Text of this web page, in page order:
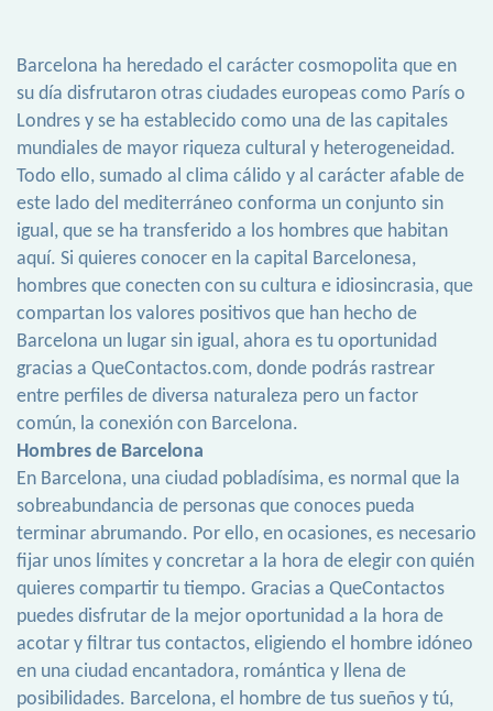
Barcelona ha heredado el carácter cosmopolita que en
su día disfrutaron otras ciudades europeas como París o
Londres y se ha establecido como una de las capitales
mundiales de mayor riqueza cultural y heterogeneidad.
Todo ello, sumado al clima cálido y al carácter afable de
este lado del mediterráneo conforma un conjunto sin
igual, que se ha transferido a los hombres que habitan
aquí. Si quieres conocer en la capital Barcelonesa,
hombres que conecten con su cultura e idiosincrasia, que
compartan los valores positivos que han hecho de
Barcelona un lugar sin igual, ahora es tu oportunidad
gracias a QueContactos.com, donde podrás rastrear
entre perfiles de diversa naturaleza pero un factor
común, la conexión con Barcelona.
Hombres de Barcelona
En Barcelona, una ciudad pobladísima, es normal que la
sobreabundancia de personas que conoces pueda
terminar abrumando. Por ello, en ocasiones, es necesario
fijar unos límites y concretar a la hora de elegir con quién
quieres compartir tu tiempo. Gracias a QueContactos
puedes disfrutar de la mejor oportunidad a la hora de
acotar y filtrar tus contactos, eligiendo el hombre idóneo
en una ciudad encantadora, romántica y llena de
posibilidades. Barcelona, el hombre de tus sueños y tú,